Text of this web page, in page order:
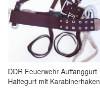
DDR Feuerwehr Auffanggurt
Haltegurt mit Karabinerhaken